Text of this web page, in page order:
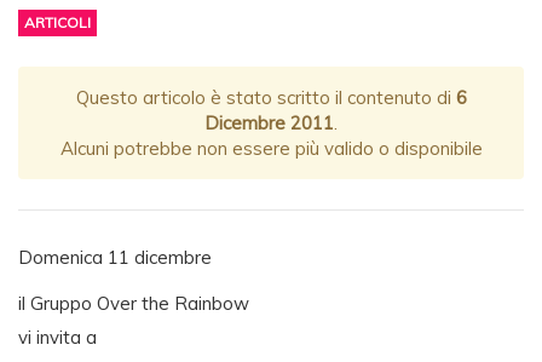
ARTICOLI
Questo articolo è stato scritto il contenuto di 6
Dicembre 2011.
Alcuni potrebbe non essere più valido o disponibile
Domenica 11 dicembre
il Gruppo Over the Rainbow
vi invita a